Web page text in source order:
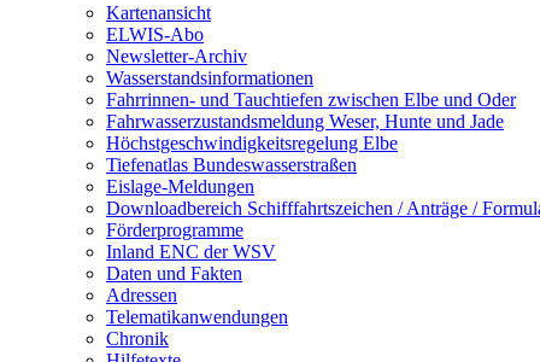
Kartenansicht
ELWIS-Abo
Newsletter-Archiv
Wasserstandsinformationen
Fahrrinnen- und Tauchtiefen zwischen Elbe und Oder
Fahrwasserzustandsmeldung Weser, Hunte und Jade
Höchstgeschwindigkeitsregelung Elbe
Tiefenatlas Bundeswasserstraßen
Eislage-Meldungen
Downloadbereich Schifffahrtszeichen / Anträge /
Förderprogramme
Inland ENC der WSV
Daten und Fakten
Adressen
Telematikanwendungen
Chronik